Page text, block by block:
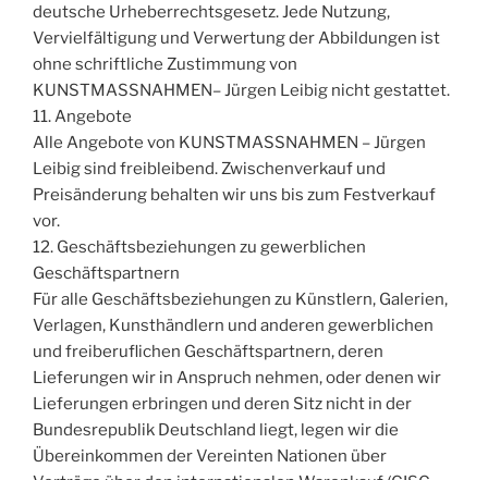
deutsche Urheberrechtsgesetz. Jede Nutzung,
Vervielfältigung und Verwertung der Abbildungen ist
ohne schriftliche Zustimmung von
KUNSTMASSNAHMEN– Jürgen Leibig nicht gestattet.
11. Angebote
Alle Angebote von KUNSTMASSNAHMEN – Jürgen
Leibig sind freibleibend. Zwischenverkauf und
Preisänderung behalten wir uns bis zum Festverkauf
vor.
12. Geschäftsbeziehungen zu gewerblichen
Geschäftspartnern
Für alle Geschäftsbeziehungen zu Künstlern, Galerien,
Verlagen, Kunsthändlern und anderen gewerblichen
und freiberuflichen Geschäftspartnern, deren
Lieferungen wir in Anspruch nehmen, oder denen wir
Lieferungen erbringen und deren Sitz nicht in der
Bundesrepublik Deutschland liegt, legen wir die
Übereinkommen der Vereinten Nationen über